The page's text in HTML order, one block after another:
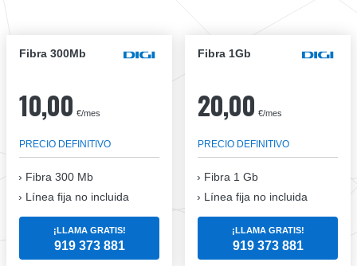
Fibra 300Mb
10,00 €/mes
PRECIO DEFINITIVO
Fibra 300 Mb
Línea fija no incluida
¡LLAMA GRATIS!
919 373 881
Fibra 1Gb
20,00 €/mes
PRECIO DEFINITIVO
Fibra 1 Gb
Línea fija no incluida
¡LLAMA GRATIS!
919 373 881